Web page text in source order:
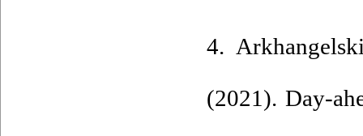
4.
(2021). Day-